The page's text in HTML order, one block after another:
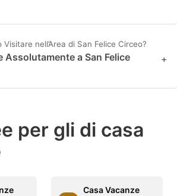
nell’Area di San Felice Circeo?
Assolutamente a San Felice
+
per gli di casa
Casa Vacanze